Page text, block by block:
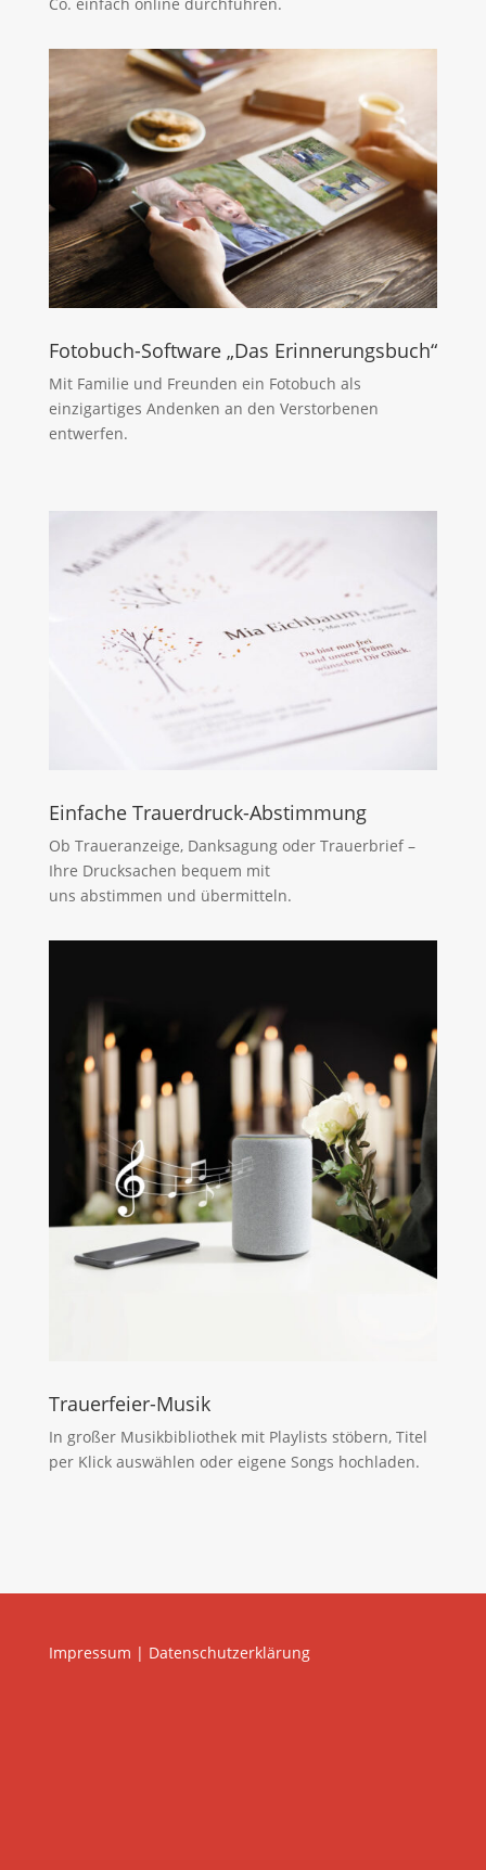
Fotobuch-Software „Das Erinnerungsbuch“
Mit Familie und Freunden ein Fotobuch als
einzigartiges Andenken an den Verstorbenen
entwerfen.
Einfache Trauerdruck-Abstimmung
Ob Traueranzeige, Danksagung oder Trauerbrief –
Ihre Drucksachen bequem mit
uns abstimmen und übermitteln.
Trauerfeier-Musik
In großer Musikbibliothek mit Playlists stöbern, Titel
per Klick auswählen oder eigene Songs hochladen.
Impressum | Datenschutzerklärung